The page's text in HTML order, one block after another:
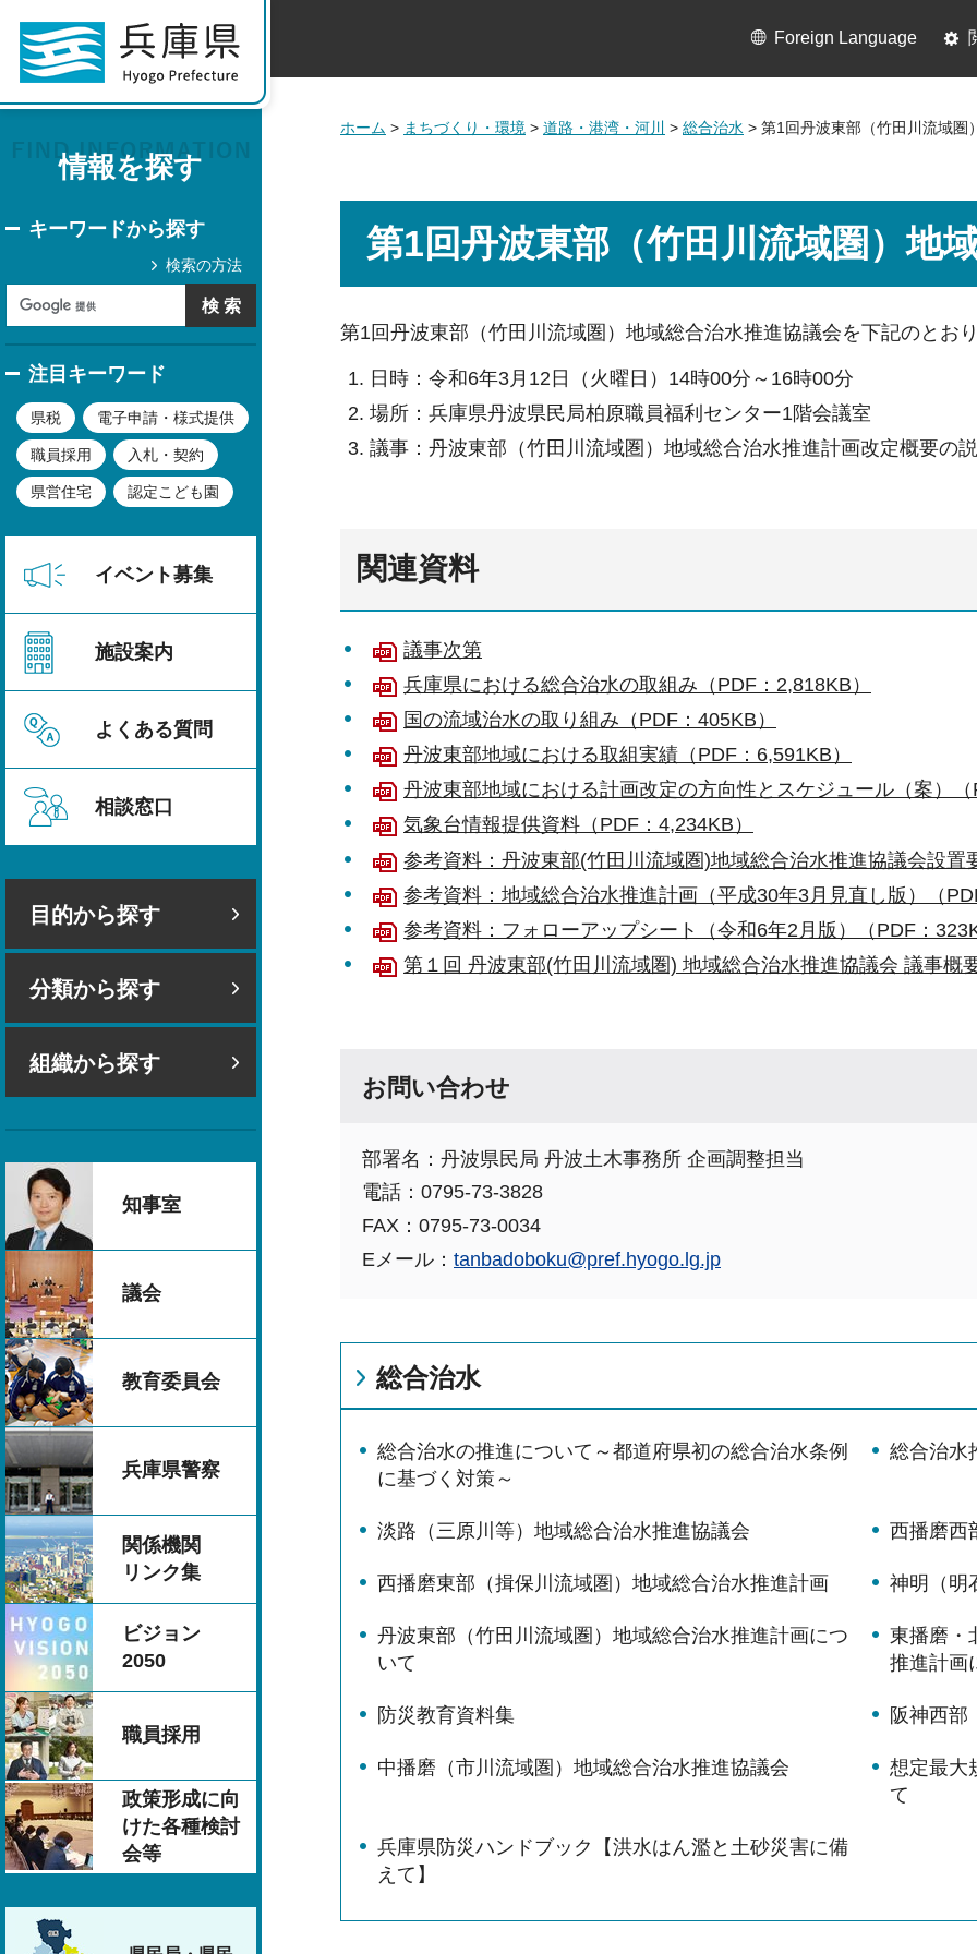
情報を探す
キーワードから探す
検索の方法
注目キーワード
県税 電子申請・様式提供
職員採用 入札・契約
県営住宅 認定こども園
イベント募集
施設案内
よくある質問
相談窓口
目的から探す
分類から探す
組織から探す
知事室
議会
教育委員会
兵庫県警察
関係機関
リンク集
ビジョン
2050
職員採用
政策形成に向
けた各種検討
会等
Foreign Language
ホーム > まちづくり・環境 > 道路・港湾・河川 > 総合治水 > 第1回丹波東部（竹田川流域圏
第1回丹波東部（竹田川流域圏）地
第1回丹波東部（竹田川流域圏）地域総合治水推進協議会を下記のとお
日時：令和6年3月12日（火曜日）14時00分～16時00分
場所：兵庫県丹波県民局柏原職員福利センター1階会議室
議事：丹波東部（竹田川流域圏）地域総合治水推進計画改定概要の
関連資料
議事次第
兵庫県における総合治水の取組み（PDF：2,818KB）
国の流域治水の取り組み（PDF：405KB）
丹波東部地域における取組実績（PDF：6,591KB）
丹波東部地域における計画改定の方向性とスケジュール（案）
気象台情報提供資料（PDF：4,234KB）
参考資料：丹波東部(竹田川流域圏)地域総合治水推進協議会設置
参考資料：地域総合治水推進計画（平成30年3月見直し版）（
参考資料：フォローアップシート（令和6年2月版）（PDF：
第１回 丹波東部(竹田川流域圏) 地域総合治水推進協議会 議事概
お問い合わせ
部署名：丹波県民局 丹波土木事務所 企画調整担当
電話：0795-73-3828
FAX：0795-73-0034
Eメール： tanbadoboku@pref.hyogo.lg.jp
総合治水
総合治水の推進について～都道府県初の総合治水条例
に基づく対策～
総合治水
淡路（三原川等）地域総合治水推進協議会 西播磨西
西播磨東部（揖保川流域圏）地域総合治水推進計画 神明（明
丹波東部（竹田川流域圏）地域総合治水推進計画につ
いて
東播磨・
推進計画
防災教育資料集 阪神西部
中播磨（市川流域圏）地域総合治水推進協議会
想定最大
て
兵庫県防災ハンドブック【洪水はん濫と土砂災害に備
えて】